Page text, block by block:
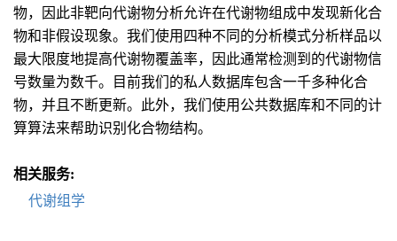
物，因此非靶向代谢物分析允许在代谢物组成中发现新化合
物和非假设现象。我们使用四种不同的分析模式分析样品以
最大限度地提高代谢物覆盖率，因此通常检测到的代谢物信
号数量为数千。目前我们的私人数据库包含一千多种化合
物，并且不断更新。此外，我们使用公共数据库和不同的计
算算法来帮助识别化合物结构。
相关服务:
代谢组学